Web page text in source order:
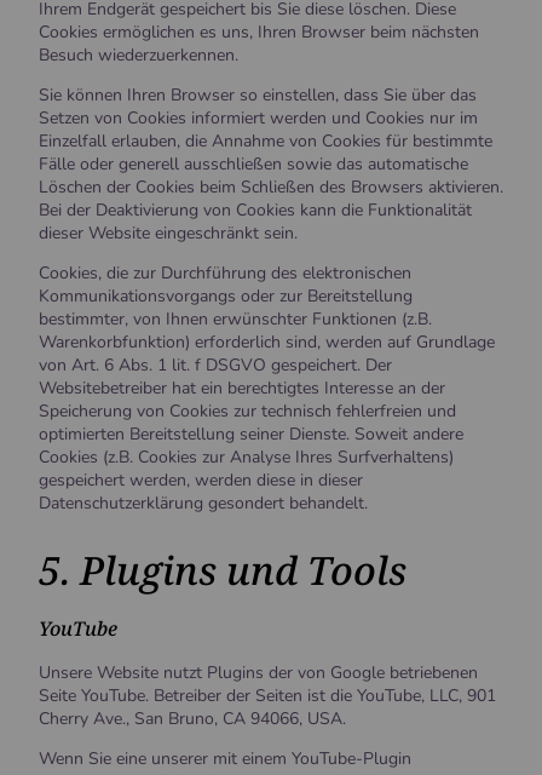
Ihrem Endgerät gespeichert bis Sie diese löschen. Diese
Cookies ermöglichen es uns, Ihren Browser beim nächsten
Besuch wiederzuerkennen.
Sie können Ihren Browser so einstellen, dass Sie über das
Setzen von Cookies informiert werden und Cookies nur im
Einzelfall erlauben, die Annahme von Cookies für bestimmte
Fälle oder generell ausschließen sowie das automatische
Löschen der Cookies beim Schließen des Browsers aktivieren.
Bei der Deaktivierung von Cookies kann die Funktionalität
dieser Website eingeschränkt sein.
Cookies, die zur Durchführung des elektronischen
Kommunikationsvorgangs oder zur Bereitstellung
bestimmter, von Ihnen erwünschter Funktionen (z.B.
Warenkorbfunktion) erforderlich sind, werden auf Grundlage
von Art. 6 Abs. 1 lit. f DSGVO gespeichert. Der
Websitebetreiber hat ein berechtigtes Interesse an der
Speicherung von Cookies zur technisch fehlerfreien und
optimierten Bereitstellung seiner Dienste. Soweit andere
Cookies (z.B. Cookies zur Analyse Ihres Surfverhaltens)
gespeichert werden, werden diese in dieser
Datenschutzerklärung gesondert behandelt.
5. Plugins und Tools
YouTube
Unsere Website nutzt Plugins der von Google betriebenen
Seite YouTube. Betreiber der Seiten ist die YouTube, LLC, 901
Cherry Ave., San Bruno, CA 94066, USA.
Wenn Sie eine unserer mit einem YouTube-Plugin